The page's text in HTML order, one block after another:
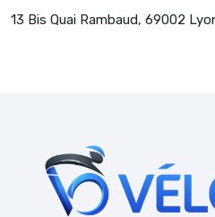
13 Bis Quai Rambaud, 69002